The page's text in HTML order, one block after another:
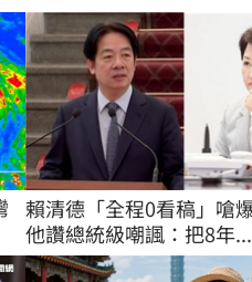
賴清德「全程0看稿」嗆
他讚總統級嘲諷：把8年...